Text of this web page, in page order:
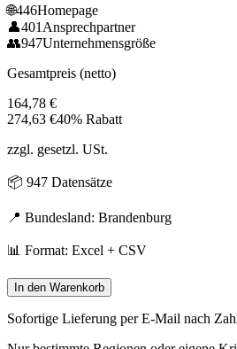
🌐446Homepage
👤401 Ansprechpartner
👥947Unternehmensgröße
Gesamtpreis (netto)
164,78 €
274,63 €40% Rabatt
zzgl. gesetzl. USt.
📦 947 Datensätze
📍 Bundesland: Brandenburg
📊 Format: Excel + CSV
In den Warenkorb
Sofortige Lieferung per E-Mail nach